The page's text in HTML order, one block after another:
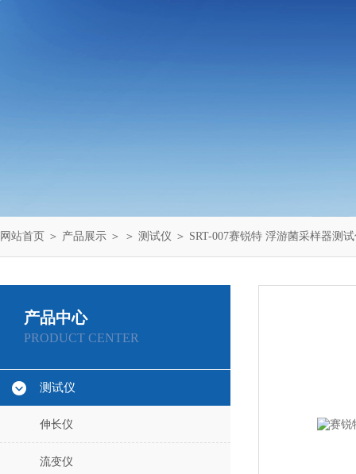
网站首页 ＞ 产品展示 ＞ ＞ 测试仪 ＞ SRT-007赛锐特 浮游菌采样器测
产品中心
PRODUCT CENTER
测试仪
伸长仪
流变仪